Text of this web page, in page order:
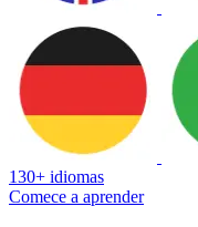
130+ idiomas
Comece a aprender